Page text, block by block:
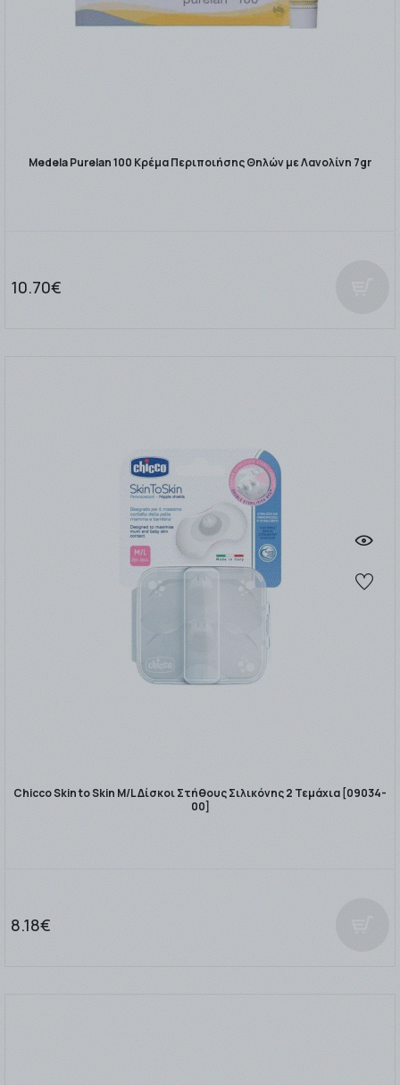
Medela Purelan 100 Κρέμα Περιποιήσης Θηλών με Λανολίνη 7gr
10.70€
Chicco Skin to Skin M/L Δίσκοι Στήθους Σιλικόνης 2 Τεμάχια [09034-
00]
8.18€